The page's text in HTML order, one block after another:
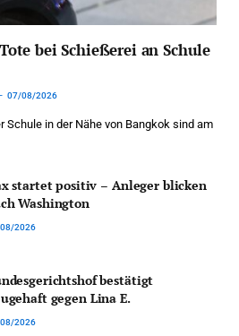
bei Schießerei an Schule
07/08/2026
Schule in der Nähe von Bangkok sind am
startet positiv – Anleger blicken
Washington
2026
bestätigt
gegen Lina E.
2026